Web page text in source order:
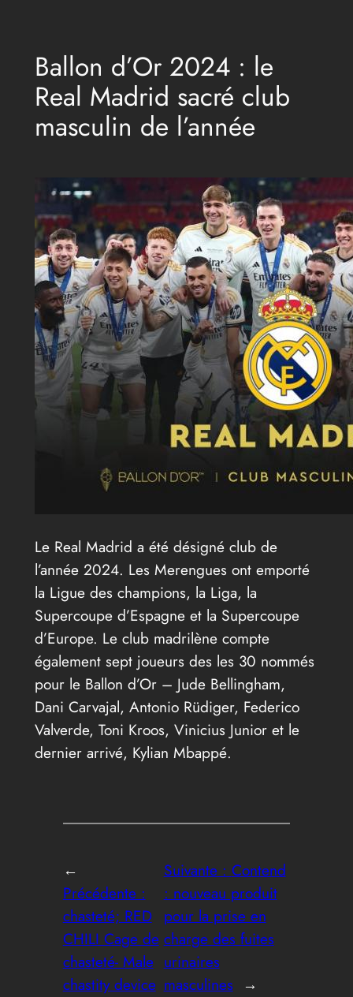
contenuBallon d’Or 2024 : le
Real Madrid sacré club
masculin de l’année
Le Real Madrid a été désigné club de
l’année 2024. Les Merengues ont emporté
la Ligue des champions, la Liga, la
Supercoupe d’Espagne et la Supercoupe
d’Europe. Le club madrilène compte
également sept joueurs des les 30 nommés
pour le Ballon d’Or – Jude Bellingham,
Dani Carvajal, Antonio Rüdiger, Federico
Valverde, Toni Kroos, Vinicius Junior et le
dernier arrivé, Kylian Mbappé.
←
Précédente :
chasteté; RED
CHILI Cage de
chasteté- Male
chastity device
Suivante : Contend
: nouveau produit
pour la prise en
charge des fuites
urinaires
masculines →